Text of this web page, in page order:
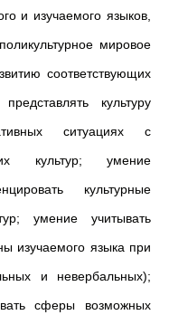
и изучаемого языков,
мировое
соответствующих
культуру
ситуациях с
культур; умение
культурные
умение учитывать
изучаемого языка при
и невербальных);
сферы возможных